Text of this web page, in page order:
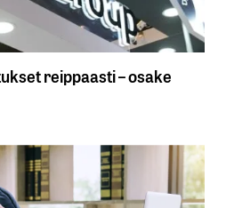
reippaasti – osake